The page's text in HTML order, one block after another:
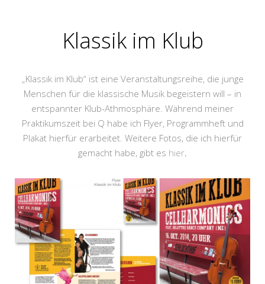
Klassik im Klub
„Klassik im Klub“ ist eine Veranstaltungsreihe, die junge
Menschen für die klassische Musik begeistern will – in
entspannter Klub-Athmosphäre. Während meiner
Praktikumszeit bei Q habe ich Flyer, Programmheft und
Plakat hierfür erarbeitet. Weitere Fotos, die ich hierfür
gemacht habe, gibt es hier